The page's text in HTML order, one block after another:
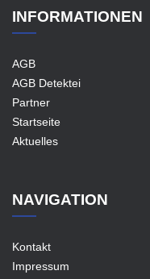
INFORMATIONEN
AGB
AGB Detektei
Partner
Startseite
Aktuelles
NAVIGATION
Kontakt
Impressum